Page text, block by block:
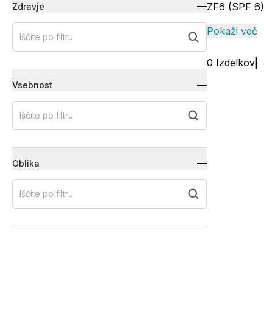
Zdravje
Iščite po filtru
Vsebnost
Iščite po filtru
Oblika
Iščite po filtru
ZF6 (SPF 6)
Pokaži več
0 Izdelkov